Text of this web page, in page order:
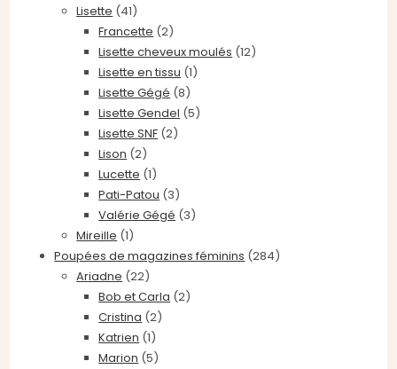
Lisette (41)
Francette (2)
Lisette cheveux moulés (12)
Lisette en tissu (1)
Lisette Gégé (8)
Lisette Gendel (5)
Lisette SNF (2)
Lison (2)
Lucette (1)
Pati-Patou (3)
Valérie Gégé (3)
Mireille (1)
Poupées de magazines féminins (284)
Ariadne (22)
Bob et Carla (2)
Cristina (2)
Katrien (1)
Marion (5)